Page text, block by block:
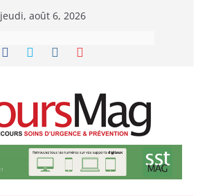
jeudi, août 6, 2026